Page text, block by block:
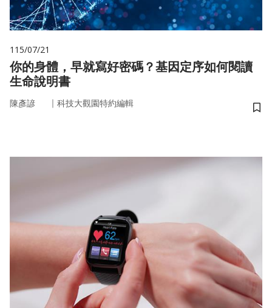
115/07/21
你的身體，早就寫好密碼？基因定序如何閱讀
生命說明書
陳彥諺 ｜ 科技大觀園特約編輯
儲